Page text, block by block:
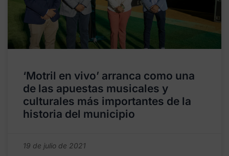
‘Motril en vivo’ arranca como una
de las apuestas musicales y
culturales más importantes de la
historia del municipio
19 de julio de 2021